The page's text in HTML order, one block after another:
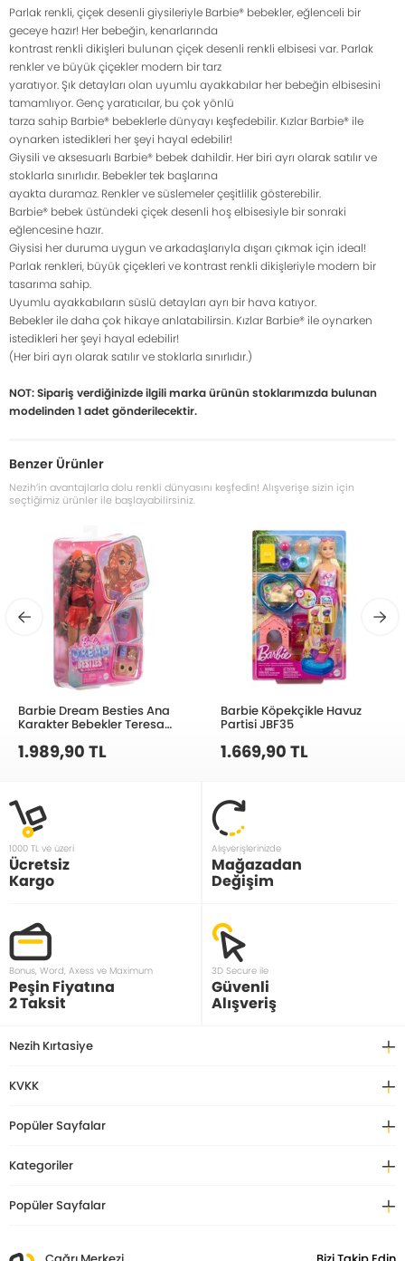
Parlak renkli, çiçek desenli giysileriyle Barbie® bebekler, eğlenceli bir
geceye hazır! Her bebeğin, kenarlarında
kontrast renkli dikişleri bulunan çiçek desenli renkli elbisesi var. Parlak
renkler ve büyük çiçekler modern bir tarz
yaratıyor. Şık detayları olan uyumlu ayakkabılar her bebeğin elbisesini
tamamlıyor. Genç yaratıcılar, bu çok yönlü
tarza sahip Barbie® bebeklerle dünyayı keşfedebilir. Kızlar Barbie® ile
oynarken istedikleri her şeyi hayal edebilir!
Giysili ve aksesuarlı Barbie® bebek dahildir. Her biri ayrı olarak satılır ve
stoklarla sınırlıdır. Bebekler tek başlarına
ayakta duramaz. Renkler ve süslemeler çeşitlilik gösterebilir.
Barbie® bebek üstündeki çiçek desenli hoş elbisesiyle bir sonraki
eğlencesine hazır.
Giysisi her duruma uygun ve arkadaşlarıyla dışarı çıkmak için ideal!
Parlak renkleri, büyük çiçekleri ve kontrast renkli dikişleriyle modern bir
tasarıma sahip.
Uyumlu ayakkabıların süslü detayları ayrı bir hava katıyor.
Bebekler ile daha çok hikaye anlatabilirsin. Kızlar Barbie® ile oynarken
istedikleri her şeyi hayal edebilir!
(Her biri ayrı olarak satılır ve stoklarla sınırlıdır.)
NOT: Sipariş verdiğinizde ilgili marka ürünün stoklarımızda bulunan
modelinden 1 adet gönderilecektir.
Benzer Ürünler
Nezih’in avantajlarla dolu renkli dünyasını keşfedin! Alışverişe sizin için
seçtiğimiz ürünler ile başlayabilirsiniz.
Barbie Dream Besties Ana
Karakter Bebekler Teresa
1.989,90 TL
Barbie Köpekçikle Havuz
Partisi JBF35
1.669,90 TL
1000 TL ve üzeri
Ücretsiz
Kargo
Alışverişlerinizde
Mağazadan
Değişim
Bonus, Word, Axess ve Maximum
Peşin Fiyatına
2 Taksit
3D Secure ile
Güvenli
Alışveriş
Nezih Kırtasiye
KVKK
Popüler Sayfalar
Kategoriler
Popüler Sayfalar